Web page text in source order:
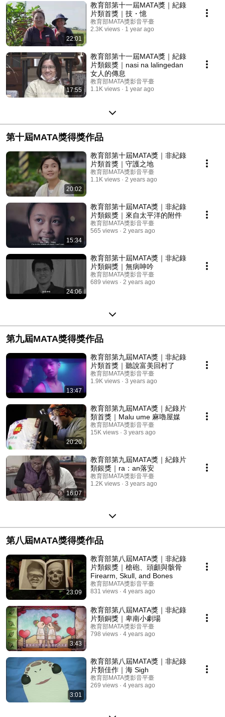
22:01
教育部第十一屆MATA獎｜紀錄
片類首獎｜技・憶
教育部MATA獎影音平臺
2.3K views
1 year ago
17:55
教育部第十一屆MATA獎｜紀錄
片類銀獎｜nasi na lalingedan
女人的傳息
教育部MATA獎影音平臺
1.1K views
1 year ago
第十屆MATA獎得獎作品
20:02
教育部第十屆MATA獎｜非紀錄
片類首獎｜守護之地
教育部MATA獎影音平臺
1.1K views
2 years ago
15:34
教育部第十屆MATA獎｜非紀錄
片類銀獎｜來自太平洋的附件
教育部MATA獎影音平臺
565 views
2 years ago
24:06
教育部第十屆MATA獎｜非紀錄
片類銅獎｜無病呻吟
教育部MATA獎影音平臺
689 views
2 years ago
第九屆MATA獎得獎作品
13:47
教育部第九屆MATA獎｜非紀錄
片類首獎｜聽說富美回村了
教育部MATA獎影音平臺
1.9K views
3 years ago
20:20
教育部第九屆MATA獎｜紀錄片
類首獎｜Malu ume 麻嚕屋媒
教育部MATA獎影音平臺
15K views
3 years ago
16:07
教育部第九屆MATA獎｜紀錄片
類銀獎｜ra：an落安
教育部MATA獎影音平臺
1.2K views
3 years ago
第八屆MATA獎得獎作品
23:09
教育部第八屆MATA獎｜非紀錄
片類銀獎｜槍砲、頭顱與骸骨
Firearm, Skull, and Bones
教育部MATA獎影音平臺
831 views
4 years ago
3:43
教育部第八屆MATA獎｜非紀錄
片類銅獎｜卑南小劇場
教育部MATA獎影音平臺
798 views
4 years ago
3:01
教育部第八屆MATA獎｜非紀錄
片類佳作｜海 Sigh
教育部MATA獎影音平臺
269 views
4 years ago